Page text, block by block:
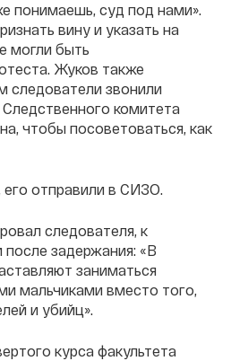
понимаешь, суд под нами».
вину и указать на
могли быть
Жуков также
следователи звонили
комитета
чтобы посоветоваться, как
отправили в СИЗО.
следователя, к
задержания: «В
заниматься
мальчиками вместо того,
и убийц».
курса факультета